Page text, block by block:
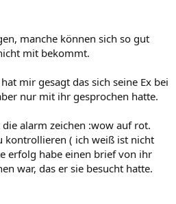
manche können sich so gut
mit bekommt.
mir gesagt das sich seine Ex bei
nur mit ihr gesprochen hatte.
alarm zeichen :wow auf rot.
kontrollieren ( ich weiß ist nicht
erfolg habe einen brief von ihr
war, das er sie besucht hatte.